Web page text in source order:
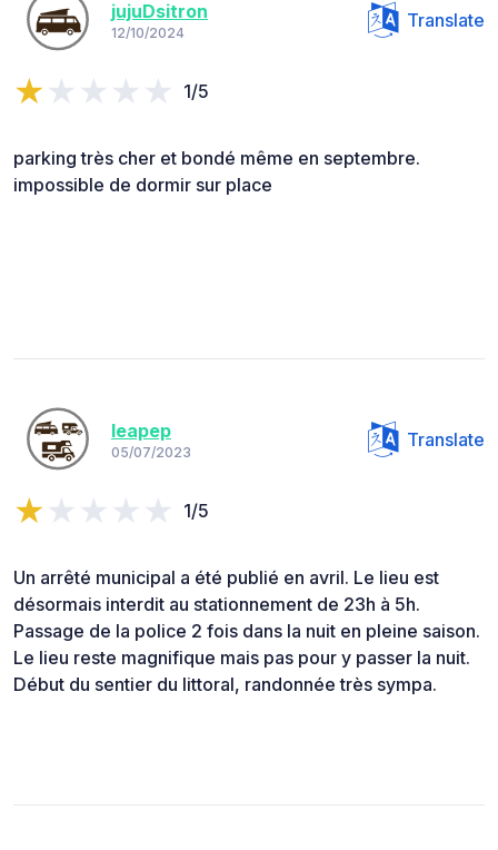
jujuDsitron
12/10/2024
Translate
1/5
parking très cher et bondé même en septembre.
impossible de dormir sur place
leapep
05/07/2023
Translate
1/5
Un arrêté municipal a été publié en avril. Le lieu est
désormais interdit au stationnement de 23h à 5h.
Passage de la police 2 fois dans la nuit en pleine saison.
Le lieu reste magnifique mais pas pour y passer la nuit.
Début du sentier du littoral, randonnée très sympa.